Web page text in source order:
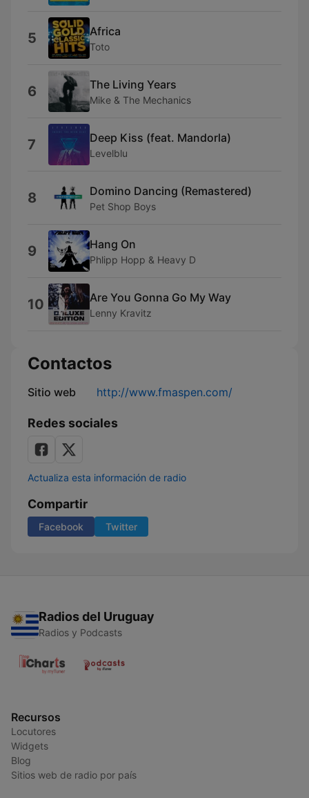
5 Africa
Toto
6 The Living Years
Mike & The Mechanics
7 Deep Kiss (feat. Mandorla)
Levelblu
8 Domino Dancing (Remastered)
Pet Shop Boys
9 Hang On
Phlipp Hopp & Heavy D
10 Are You Gonna Go My Way
Lenny Kravitz
Contactos
Sitio web http://www.fmaspen.com/
Redes sociales
Actualiza esta información de radio
Compartir
Facebook Twitter
Radios del Uruguay
Radios y Podcasts
Recursos
Locutores
Widgets
Blog
Sitios web de radio por país